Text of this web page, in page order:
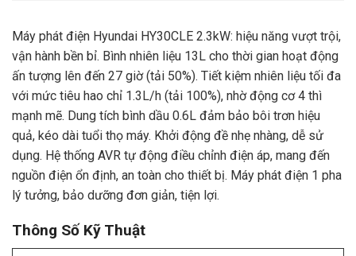
Máy phát điện Hyundai HY30CLE 2.3kW: hiệu năng vượt trội,
vận hành bền bỉ. Bình nhiên liệu 13L cho thời gian hoạt động
ấn tượng lên đến 27 giờ (tải 50%). Tiết kiệm nhiên liệu tối đa
với mức tiêu hao chỉ 1.3L/h (tải 100%), nhờ động cơ 4 thì
mạnh mẽ. Dung tích bình dầu 0.6L đảm bảo bôi trơn hiệu
quả, kéo dài tuổi thọ máy. Khởi động đề nhẹ nhàng, dễ sử
dụng. Hệ thống AVR tự động điều chỉnh điện áp, mang đến
nguồn điện ổn định, an toàn cho thiết bị. Máy phát điện 1 pha
lý tưởng, bảo dưỡng đơn giản, tiện lợi.
Thông Số Kỹ Thuật